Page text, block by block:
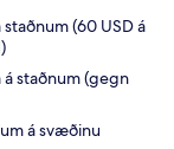
(60 USD á
staðnum (gegn
á svæðinu